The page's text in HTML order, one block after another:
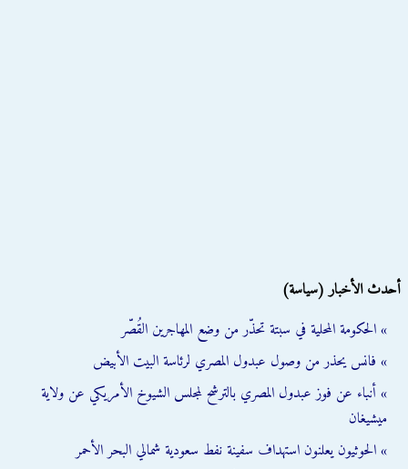
أحدث الأخبار (سياسة)
» الحكومة المحلية في سبتة تحذّر من وضع المهاجرين القُصّر
» فانس يحذر من وصول عبدول المصري لرئاسة البيت الأبيض
» أنباء عن فوز عبدول المصري بالترشح لمجلس الشيوخ الأمريكي عن ولاية
ميشيغان
» الحوثيون يعلنون استهداف سفينة نفط سعودية شمالي البحر الأحمر